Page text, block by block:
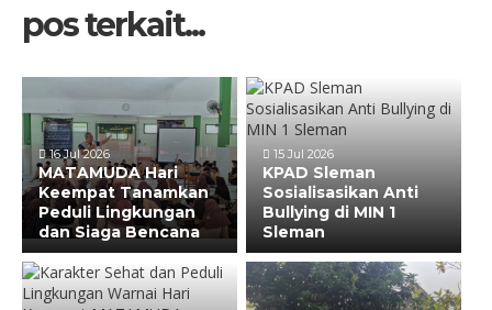
pos terkait...
16 Jul 2026
MATAMUDA Hari
Keempat Tanamkan
Peduli Lingkungan
dan Siaga Bencana
15 Jul 2026
KPAD Sleman
Sosialisasikan Anti
Bullying di MIN 1
Sleman